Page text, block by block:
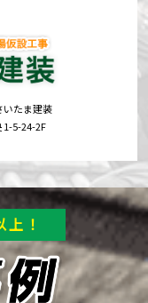
いたま建装
1-5-24-2F
！